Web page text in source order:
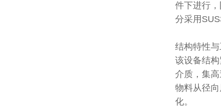
件下进行
分采用
结构特性
该设备结
介质，集
物料从径
化。